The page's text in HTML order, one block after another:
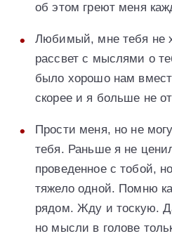
об этом греют меня
Любимый, мне тебя не
рассвет с мыслями о
было хорошо нам
скорее и я больше не
Прости меня, но не
тебя. Раньше я не
проведенное с тобой,
тяжело одной. Помню
рядом. Жду и тоскую.
но мысли в голове